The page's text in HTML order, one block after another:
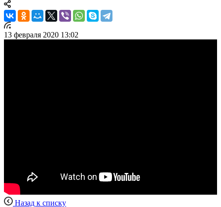
13 февраля 2020 13:02
Назад к списку